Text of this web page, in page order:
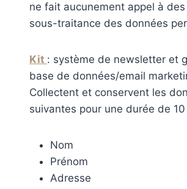
ne fait aucunement appel à
sous-traitance des données
Kit : système de newsletter et
base de données/email
Collectent et conservent les
suivantes pour une durée de
Nom
Prénom
Adresse